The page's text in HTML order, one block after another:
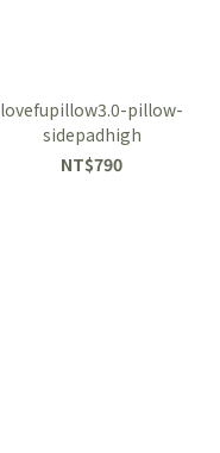
lovefupillow3.0-pillow-
sidepadhigh
NT$790